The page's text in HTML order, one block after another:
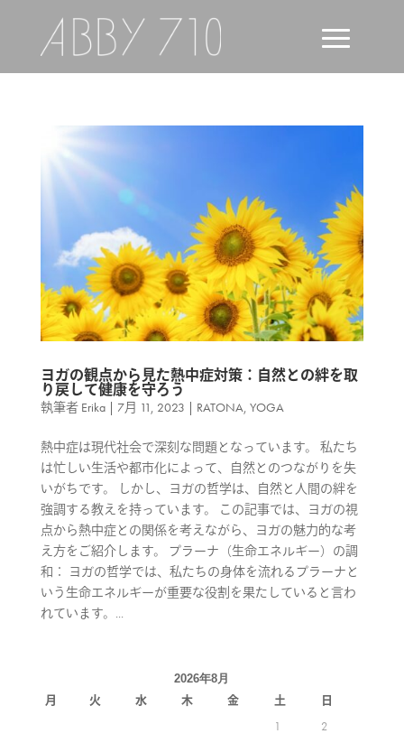
ヨガの観点から見た熱中症対策：自然との絆を取
り戻して健康を守ろう
執筆者 Erika| 7月 11, 2023 | RATONA, YOGA
熱中症は現代社会で深刻な問題となっています。 私たち
は忙しい生活や都市化によって、自然とのつながりを失
いがちです。 しかし、ヨガの哲学は、自然と人間の絆を
強調する教えを持っています。 この記事では、ヨガの視
点から熱中症との関係を考えながら、ヨガの魅力的な考
え方をご紹介します。 プラーナ（生命エネルギー）の調
和： ヨガの哲学では、私たちの身体を流れるプラーナと
いう生命エネルギーが重要な役割を果たしていると言わ
れています。...
2026年8月
月 火 水 木 金 土
日
1
2